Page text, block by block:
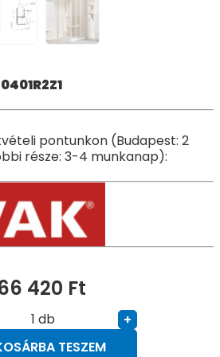
pontunkon (Budapest: 2
része: 3-4 munkanap):
420 Ft
db
+
TESZEM